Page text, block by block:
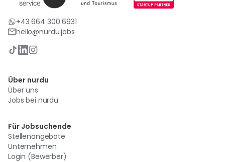
+43 664 300 6931
hello@nurdu.jobs
Über nurdu
Über uns
Jobs bei nurdu
Für Jobsuchende
Stellenangebote
Unternehmen
Login (Bewerber)